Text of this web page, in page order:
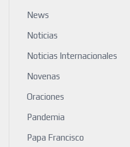
News
Noticias
Noticias Internacionales
Novenas
Oraciones
Pandemia
Papa Francisco